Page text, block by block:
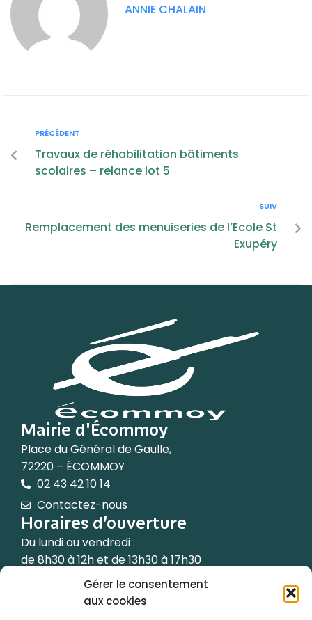
Gérer le consentement
aux cookies
ANNIE CHALAIN
PRÉCÉDENT
Travaux de réhabilitation bâtiments
scolaires – relance lot 5
SUIV
Remplacement des menuiseries de l’Ecole St
Exupéry
Mairie d'Écommoy
Place du Général de Gaulle,
72220 – ÉCOMMOY
02 43 42 10 14
Contactez-nous
Horaires d’ouverture
Du lundi au vendredi :
de 8h30 à 12h et de 13h30 à 17h30
Le samedi de 9h à 12h